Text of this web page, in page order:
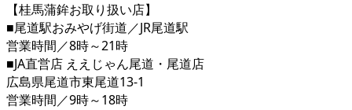
【桂馬蒲鉾お取り扱い店】
■尾道駅おみやげ街道／JR尾道駅
営業時間／8時～21時
■JA直営店 ええじゃん尾道・尾道店
広島県尾道市東尾道13-1
営業時間／9時～18時